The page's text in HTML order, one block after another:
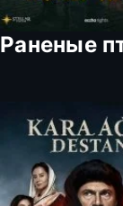
Раненые